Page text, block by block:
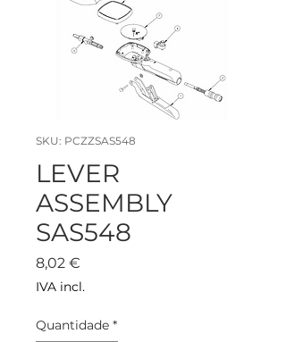
SKU: PCZZSAS548
LEVER
ASSEMBLY
SAS548
8,02 €
IVA incl.
Quantidade *